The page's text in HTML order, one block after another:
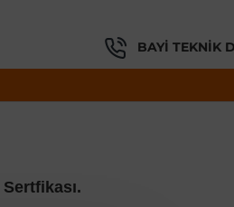
BAYI TEKNIK